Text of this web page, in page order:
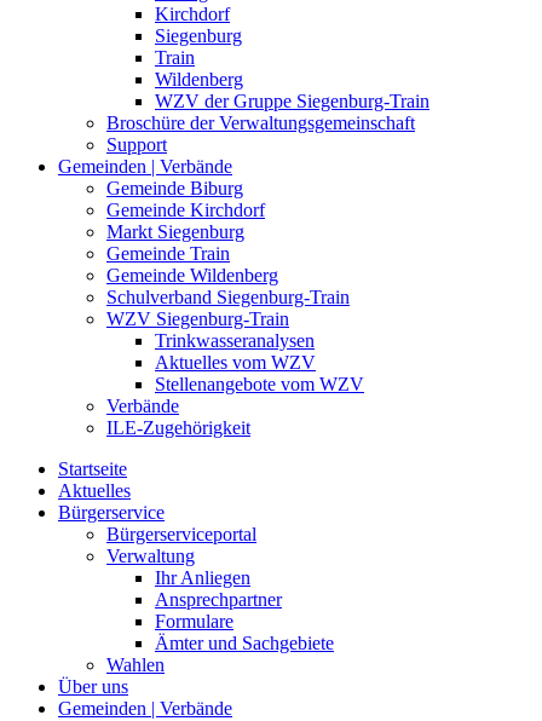
Kirchdorf
Siegenburg
Train
Wildenberg
WZV der Gruppe Siegenburg-Train
Broschüre der Verwaltungsgemeinschaft
Support
Gemeinden | Verbände
Gemeinde Biburg
Gemeinde Kirchdorf
Markt Siegenburg
Gemeinde Train
Gemeinde Wildenberg
Schulverband Siegenburg-Train
WZV Siegenburg-Train
Trinkwasseranalysen
Aktuelles vom WZV
Stellenangebote vom WZV
Verbände
ILE-Zugehörigkeit
Startseite
Aktuelles
Bürgerservice
Bürgerserviceportal
Verwaltung
Ihr Anliegen
Ansprechpartner
Formulare
Ämter und Sachgebiete
Wahlen
Über uns
Gemeinden | Verbände